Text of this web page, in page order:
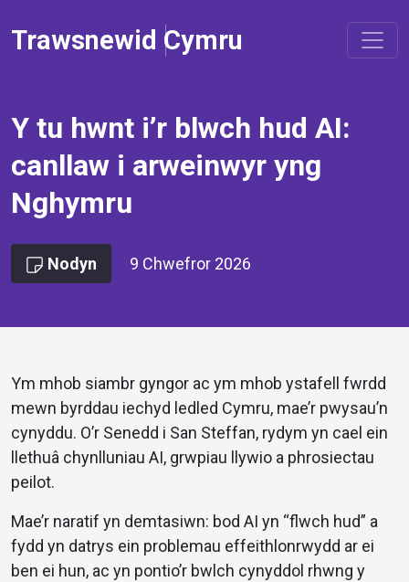
Trawsnewid Cymru
Y tu hwnt i’r blwch hud AI:
canllaw i arweinwyr yng
Nghymru
Nodyn 9 Chwefror 2026
Ym mhob siambr gyngor ac ym mhob ystafell fwrdd
mewn byrddau iechyd ledled Cymru, mae’r pwysau’n
cynyddu. O’r Senedd i San Steffan, rydym yn cael ein
llethuâ chynlluniau AI, grwpiau llywio a phrosiectau
peilot.
Mae’r naratif yn demtasiwn: bod AI yn “flwch hud” a
fydd yn datrys ein problemau effeithlonrwydd ar ei
ben ei hun, ac yn pontio’r bwlch cynyddol rhwng y